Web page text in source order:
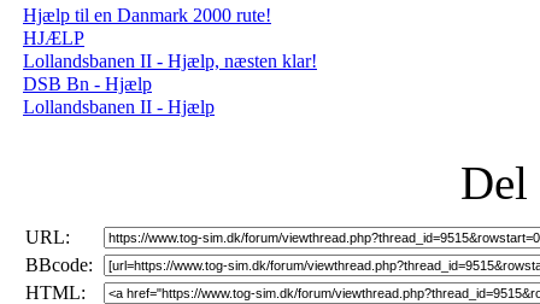
Hjælp til en Danmark 2000 rute!
HJÆLP
Lollandsbanen II - Hjælp, næsten klar!
DSB Bn - Hjælp
Lollandsbanen II - Hjælp
Del
URL:
BBcode:
HTML: